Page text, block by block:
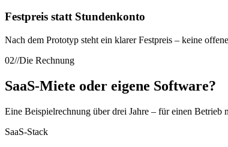
Festpreis statt Stundenkonto
Nach dem Prototyp steht ein klarer Festpreis – keine
02//Die Rechnung
SaaS-Miete oder eigene Software?
Eine Beispielrechnung über drei Jahre – für einen
SaaS-Stack